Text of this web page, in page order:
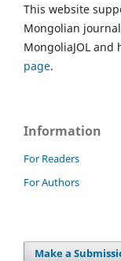
This website
Mongolian
MongoliaJOL and
page.
Information
For Readers
For Authors
Make a